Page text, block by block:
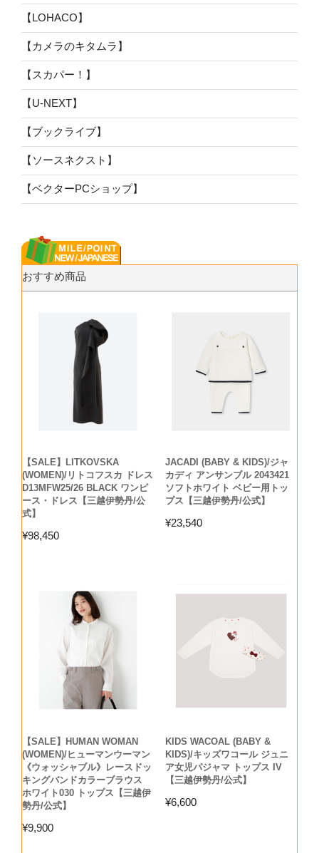
【LOHACO】
【カメラのキタムラ】
【スカパー！】
【U-NEXT】
【ブックライブ】
【ソースネクスト】
【ベクターPCショップ】
おすすめ商品
【SALE】LITKOVSKA
(WOMEN)/リトコフスカ ドレス
D13MFW25/26 BLACK ワンピ
ース・ドレス【三越伊勢丹/公
式】
¥98,450
JACADI (BABY & KIDS)/ジャ
カディ アンサンブル 2043421
ソフトホワイト ベビー用トッ
プス【三越伊勢丹/公式】
¥23,540
【SALE】HUMAN WOMAN
(WOMEN)/ヒューマンウーマン
《ウォッシャブル》レースドッ
キングバンドカラーブラウス
ホワイト030 トップス【三越伊
勢丹/公式】
¥9,900
KIDS WACOAL (BABY &
KIDS)/キッズワコール ジュニ
ア女児パジャマ トップス IV
【三越伊勢丹/公式】
¥6,600